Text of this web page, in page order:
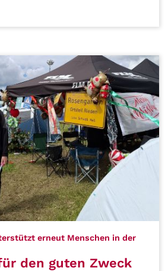
erneut Menschen in der
den guten Zweck